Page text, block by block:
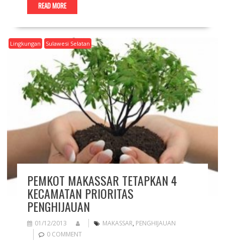
READ MORE
Lingkungan Sulawesi Selatan
PEMKOT MAKASSAR TETAPKAN 4
KECAMATAN PRIORITAS
PENGHIJAUAN
01/12/2013 MAKASSAR, PENGHIJAUAN
0 COMMENT